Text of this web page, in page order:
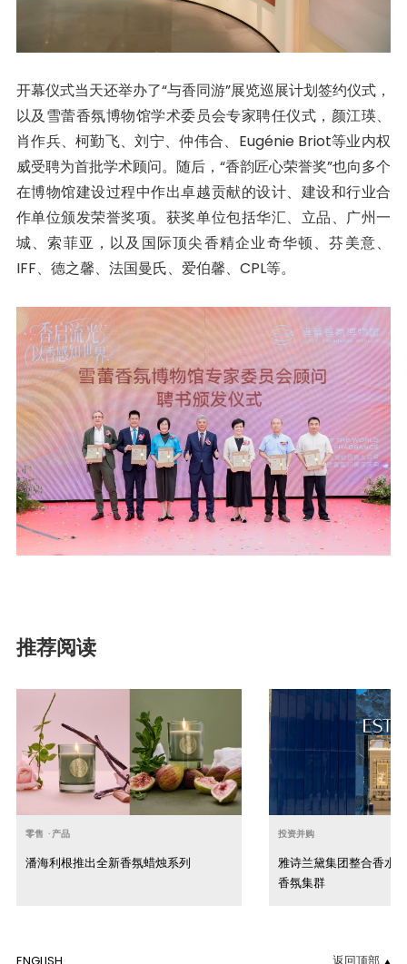
开幕仪式当天还举办了“与香同游”展览巡展计划签约仪式，
以及雪蕾香氛博物馆学术委员会专家聘任仪式，颜江瑛、
肖作兵、柯勤飞、刘宁、仲伟合、Eugénie Briot等业内权
威受聘为首批学术顾问。随后，“香韵匠心荣誉奖”也向多个
在博物馆建设过程中作出卓越贡献的设计、建设和行业合
作单位颁发荣誉奖项。获奖单位包括华汇、立品、广州一
城、索菲亚，以及国际顶尖香精企业奇华顿、芬美意、
IFF、德之馨、法国曼氏、爱伯馨、CPL等。
推荐阅读
零售 · 产品
潘海利根推出全新香氛蜡烛系列
投资并购
雅诗兰黛集团整合香水
香氛集群
ENGLISH 返回顶部